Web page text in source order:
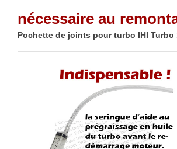
nécessaire au
Pochette de joints pour turbo IHI Turbo